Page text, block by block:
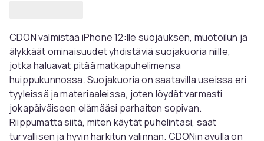
CDON valmistaa iPhone 12:lle suojauksen, muotoilun ja
älykkäät ominaisuudet yhdistäviä suojakuoria niille,
jotka haluavat pitää matkapuhelimensa
huippukunnossa. Suojakuoria on saatavilla useissa eri
tyyleissä ja materiaaleissa, joten löydät varmasti
jokapäiväiseen elämääsi parhaiten sopivan.
Riippumatta siitä, miten käytät puhelintasi, saat
turvallisen ja hyvin harkitun valinnan. CDONin avulla on